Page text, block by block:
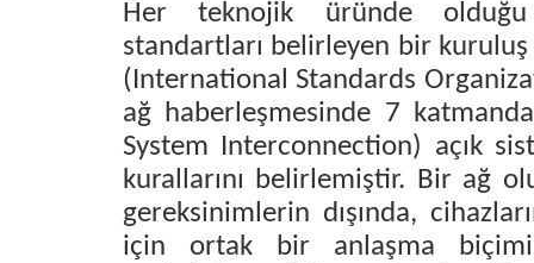
Her teknojik üründe
standartları belirleyen bir kuruluş
(International Standards
ağ haberleşmesinde 7
System Interconnection) açık
kurallarını belirlemiştir. Bir ağ
gereksinimlerin dışında,
için ortak bir anlaşma